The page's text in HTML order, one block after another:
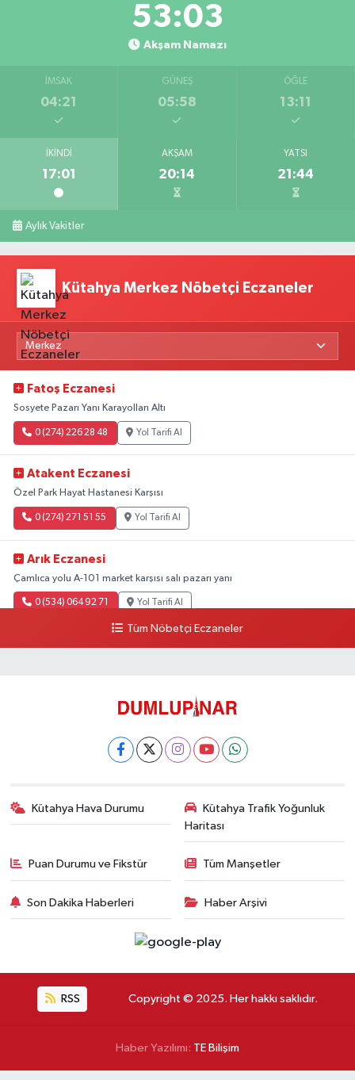
53:02
Akşam Namazı
İMSAK
04:21
GÜNEŞ
05:58
ÖĞLE
13:11
İKINDI
17:01
AKŞAM
20:14
YATSI
21:44
Aylık Vakitler
Kütahya Merkez Nöbetçi Eczaneler
Fatoş Eczanesi
Sosyete Pazarı Yanı Karayolları Altı
0 (274) 226 28 48 Yol Tarifi Al
Atakent Eczanesi
Özel Park Hayat Hastanesi Karşısı
0 (274) 271 51 55 Yol Tarifi Al
Arık Eczanesi
Çamlıca yolu A-101 market karşısı salı pazarı yanı
0 (534) 064 92 71 Yol Tarifi Al
Tüm Nöbetçi Eczaneler
Kütahya Hava Durumu
Kütahya Trafik Yoğunluk
Haritası
Puan Durumu ve Fikstür Tüm Manşetler
Son Dakika Haberleri Haber Arşivi
RSS Copyright © 2025. Her hakkı saklıdır.
Haber Yazılımı: TE Bilişim